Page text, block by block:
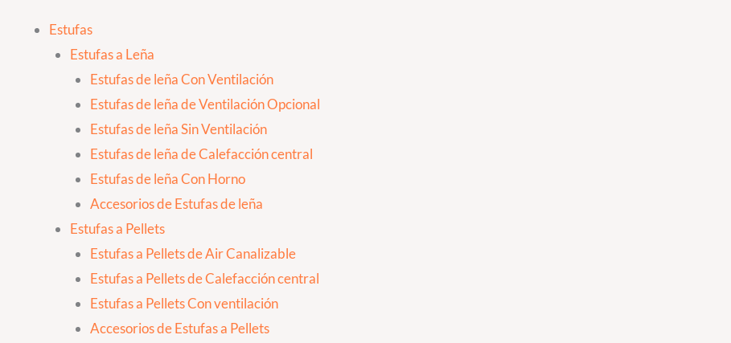
Estufas
Estufas a Leña
Estufas de leña Con Ventilación
Estufas de leña de Ventilación Opcional
Estufas de leña Sin Ventilación
Estufas de leña de Calefacción central
Estufas de leña Con Horno
Accesorios de Estufas de leña
Estufas a Pellets
Estufas a Pellets de Air Canalizable
Estufas a Pellets de Calefacción central
Estufas a Pellets Con ventilación
Accesorios de Estufas a Pellets